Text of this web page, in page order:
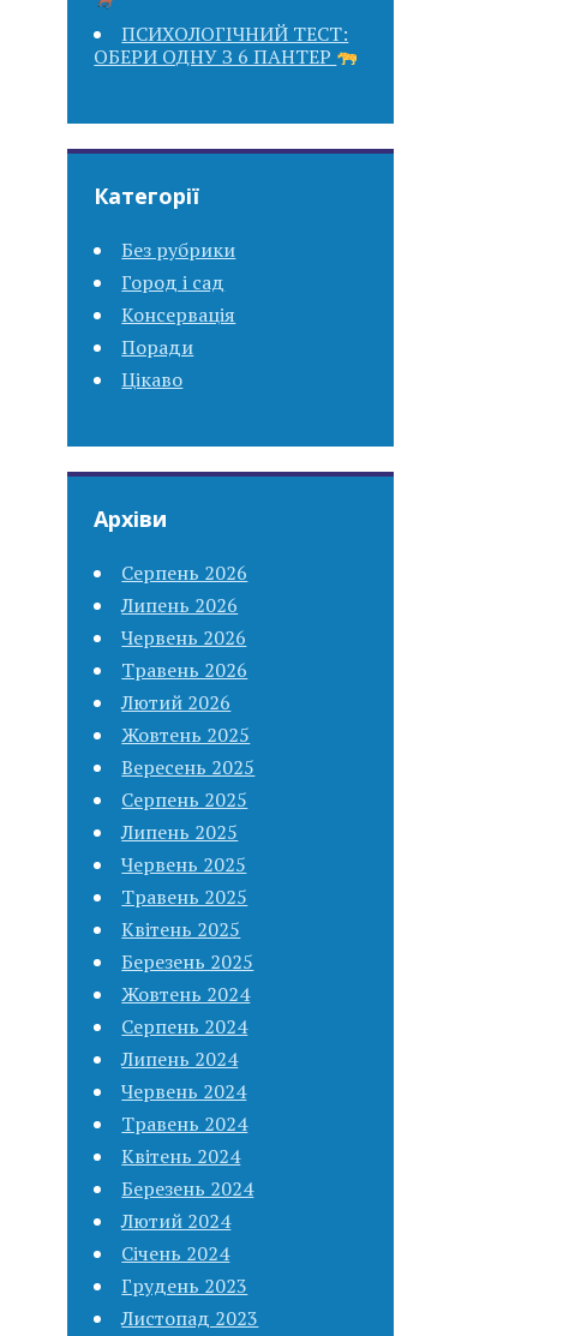
ПСИХОЛОГІЧНИЙ ТЕСТ:
ОБЕРИ ОДНУ З 6 ПАНТЕР
Категорії
Без рубрики
Город і сад
Консервація
Поради
Цікаво
Архіви
Серпень 2026
Липень 2026
Червень 2026
Травень 2026
Лютий 2026
Жовтень 2025
Вересень 2025
Серпень 2025
Липень 2025
Червень 2025
Травень 2025
Квітень 2025
Березень 2025
Жовтень 2024
Серпень 2024
Липень 2024
Червень 2024
Травень 2024
Квітень 2024
Березень 2024
Лютий 2024
Січень 2024
Грудень 2023
Листопад 2023